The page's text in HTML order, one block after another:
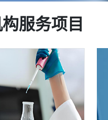
服务项目